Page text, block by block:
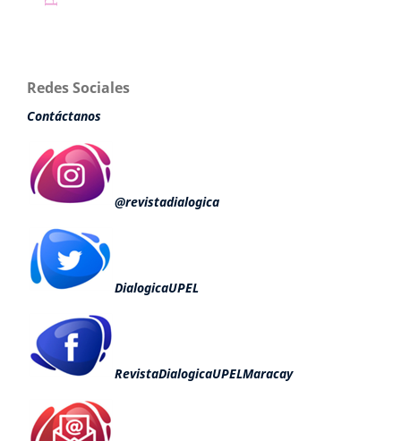
Redes Sociales
Contáctanos
@revistadialogica
DialogicaUPEL
RevistaDialogicaUPELMaracay